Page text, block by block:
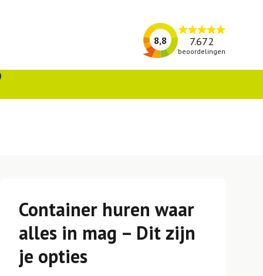
8,8 7.672
beoordelingen
Container huren waar
alles in mag – Dit zijn
je opties